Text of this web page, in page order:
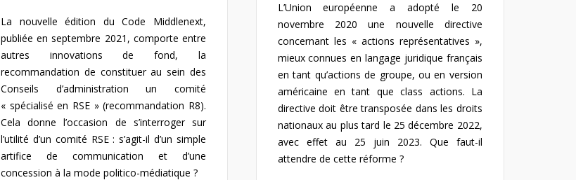
La nouvelle édition du Code Middlenext,
publiée en septembre 2021, comporte entre
autres innovations de fond, la
recommandation de constituer au sein des
Conseils d’administration un comité
« spécialisé en RSE » (recommandation R8).
Cela donne l’occasion de s’interroger sur
l’utilité d’un comité RSE : s’agit-il d’un simple
artifice de communication et d’une
concession à la mode politico-médiatique ?
L’Union européenne a adopté le 20
novembre 2020 une nouvelle directive
concernant les « actions représentatives »,
mieux connues en langage juridique français
en tant qu’actions de groupe, ou en version
américaine en tant que class actions. La
directive doit être transposée dans les droits
nationaux au plus tard le 25 décembre 2022,
avec effet au 25 juin 2023. Que faut-il
attendre de cette réforme ?